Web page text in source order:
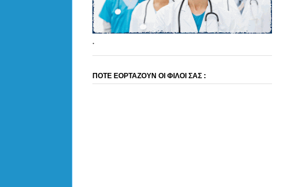
.
ΠΟΤΕ ΕΟΡΤΑΖΟΥΝ ΟΙ ΦΙΛΟΙ ΣΑΣ :